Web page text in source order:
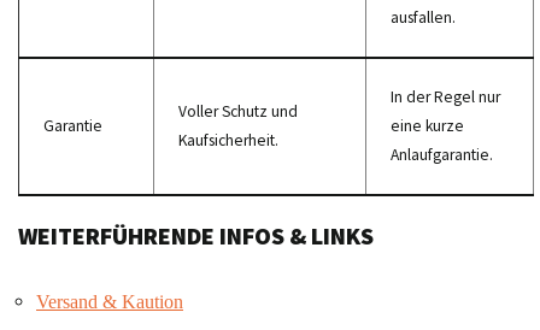
ausfallen.
Garantie
Voller Schutz und
Kaufsicherheit.
In der Regel nur
eine kurze
Anlaufgarantie.
WEITERFÜHRENDE INFOS & LINKS
Versand & Kaution